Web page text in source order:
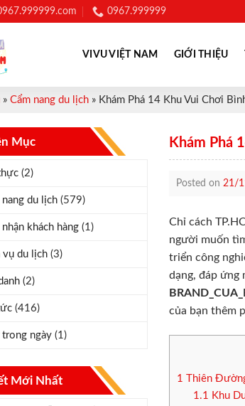
0967.999999
VIVU VIỆT NAM GIỚI THIỆU
» Cẩm nang du lịch » Khám Phá 14 Khu Vui Chơi
Mục
(2)
nang du lịch (579)
nhận khách hàng (1)
vụ du lịch (3)
(2)
(416)
trong ngày (1)
Mới Nhất
Khám Phá
Posted on 21/
Chỉ cách
người muốn
triển công
dạng, đáp ứng
của bạn thêm
1 Thiên
1.1 Khu